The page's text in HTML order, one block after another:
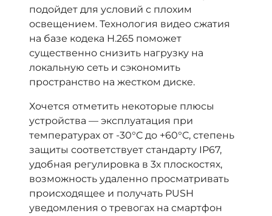
подойдет для условий с плохим
освещением. Технология видео сжатия
на базе кодека Н.265 поможет
существенно снизить нагрузку на
локальную сеть и сэкономить
пространство на жестком диске.
Хочется отметить некоторые плюсы
устройства — эксплуатация при
температурах от -30°C до +60°C, степень
защиты соответствует стандарту IP67,
удобная регулировка в 3х плоскостях,
возможность удаленно просматривать
происходящее и получать PUSH
уведомления о тревогах на смартфон